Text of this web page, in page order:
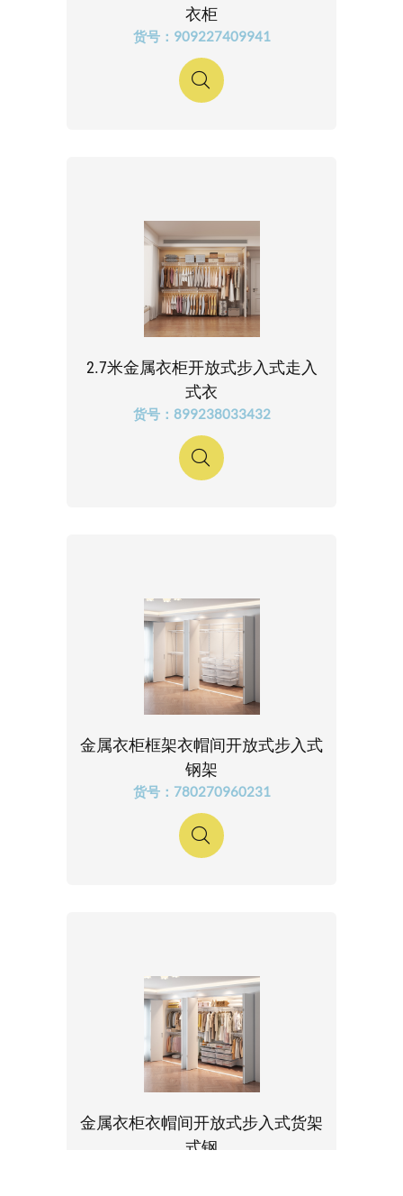
衣柜
货号：909227409941
2.7米金属衣柜开放式步入式走入
式衣
货号：899238033432
金属衣柜框架衣帽间开放式步入式
钢架
货号：780270960231
金属衣柜衣帽间开放式步入式货架
式钢